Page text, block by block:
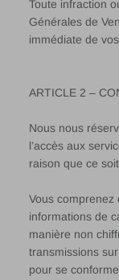
Toute infraction
Générales de
immédiate de
ARTICLE 2 –
Nous nous
l’accès aux
raison que ce
Vous comprenez
informations de
manière non
transmissions
pour se